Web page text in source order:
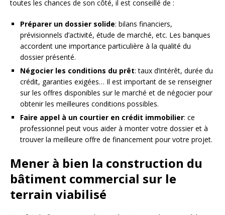
toutes les chances de son côté, il est conseillé de :
Préparer un dossier solide: bilans financiers,
prévisionnels d’activité, étude de marché, etc. Les banques
accordent une importance particulière à la qualité du
dossier présenté.
Négocier les conditions du prêt: taux d’intérêt, durée du
crédit, garanties exigées… Il est important de se renseigner
sur les offres disponibles sur le marché et de négocier pour
obtenir les meilleures conditions possibles.
Faire appel à un courtier en crédit immobilier: ce
professionnel peut vous aider à monter votre dossier et à
trouver la meilleure offre de financement pour votre projet.
Mener à bien la construction du
bâtiment commercial sur le
terrain viabilisé